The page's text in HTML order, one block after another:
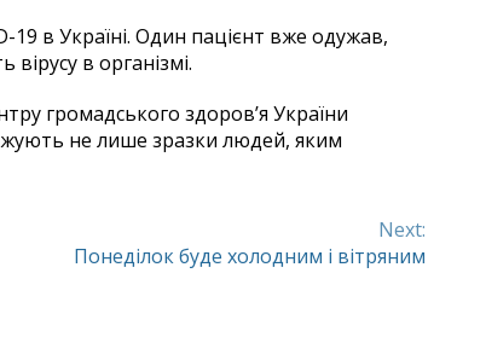
19 в Україні. Один пацієнт вже одужав,
вірусу в організмі.
громадського здоров’я України
не лише зразки людей, яким
Next:
Понеділок буде холодним і вітряним